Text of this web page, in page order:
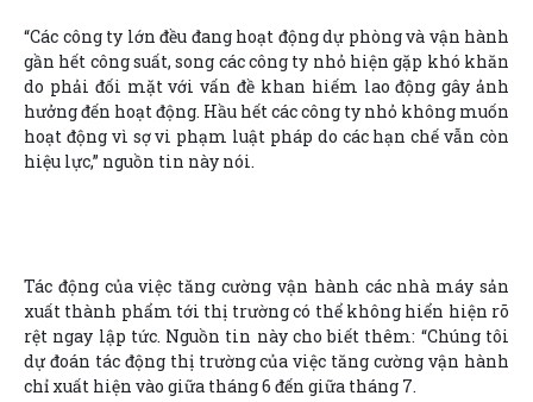
“Các công ty lớn đều đang hoạt động dự phòng và vận hành
gần hết công suất, song các công ty nhỏ hiện gặp khó khăn
do phải đối mặt với vấn đề khan hiếm lao động gây ảnh
hưởng đến hoạt động. Hầu hết các công ty nhỏ không muốn
hoạt động vì sợ vi phạm luật pháp do các hạn chế vẫn còn
hiệu lực,” nguồn tin này nói.
Tác động của việc tăng cường vận hành các nhà máy sản
xuất thành phẩm tới thị trường có thể không hiển hiện rõ
rệt ngay lập tức. Nguồn tin này cho biết thêm: “Chúng tôi
dự đoán tác động thị trường của việc tăng cường vận hành
chỉ xuất hiện vào giữa tháng 6 đến giữa tháng 7.